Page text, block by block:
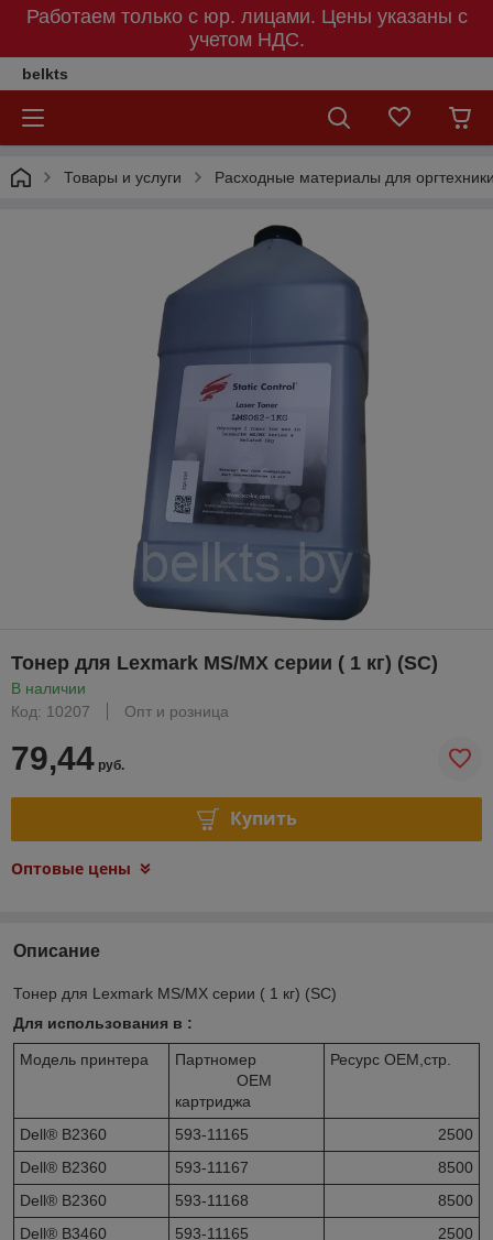
Работаем только с юр. лицами. Цены указаны c
учетом НДС.
belkts
Товары и услуги Расходные материалы для
Тонер для Lexmark MS/MX серии ( 1 кг) (SC)
В наличии
Код: 10207
Опт и розница
79,44 руб.
Купить
Оптовые цены
Описание
Тонер для Lexmark MS/MX серии ( 1 кг) (SC)
Для использования в :
Модель принтера
Партномер
OEM
картриджа
Ресурс OEM,стр.
Dell® B2360 593-11165
2500
Dell® B2360
593-11167
8500
Dell® B2360
593-11168
8500
Dell® B3460
593-11165
2500